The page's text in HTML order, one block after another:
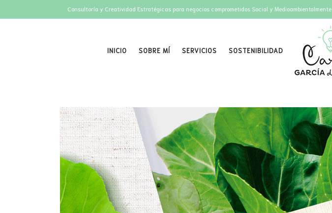
Consultoría y Creatividad Estratégicas para negocios comprometidos Social y Medioambientalmente
INICIO SOBRE MÍ SERVICIOS SOSTENIBILIDAD